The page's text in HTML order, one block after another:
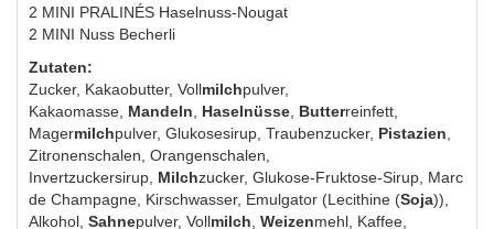
2 MINI PRALINÉS Haselnuss-Nougat
2 MINI Nuss Becherli
Zutaten:
Zucker, Kakaobutter, Vollmilchpulver,
Kakaomasse, Mandeln Haselnüsse Butterreinfett,
Magermilchpulver, Glukosesirup, Traubenzucker, Pistazien
Zitronenschalen, Orangenschalen,
Invertzuckersirup, Milchzucker, Glukose-Fruktose-Sirup, Marc
de Champagne, Kirschwasser, Emulgator (Lecithine (Soja)),
Alkohol, Sahnepulver, Vollmilch Weizenmehl, Kaffee,